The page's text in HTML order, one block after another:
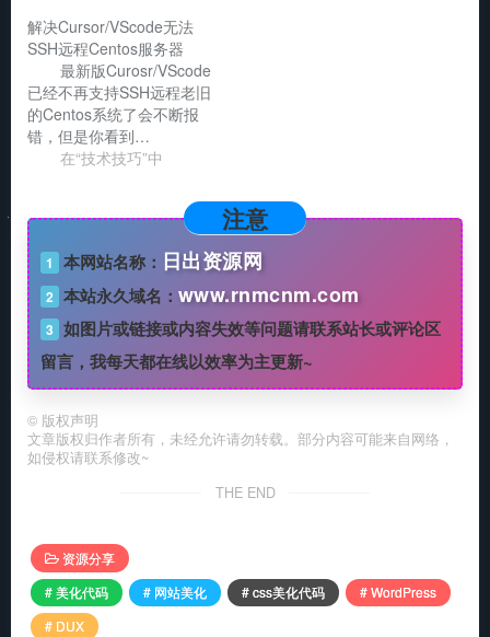
解决Cursor/VScode无法
SSH远程Centos服务器
最新版Curosr/VScode
已经不再支持SSH远程老旧
的Centos系统了会不断报
错，但是你看到…
在“技术技巧”中
注意
1 本网站名称： 日出资源网
2 本站永久域名： www.rnmcnm.com
3 如图片或链接或内容失效等问题请联系站长或评论区
留言，我每天都在线以效率为主更新~
© 版权声明
文章版权归作者所有，未经允许请勿转载。部分内容可能来自网络，
如侵权请联系修改~
THE END
资源分享
# 美化代码
# 网站美化 # css美化代码
# WordPress
# DUX